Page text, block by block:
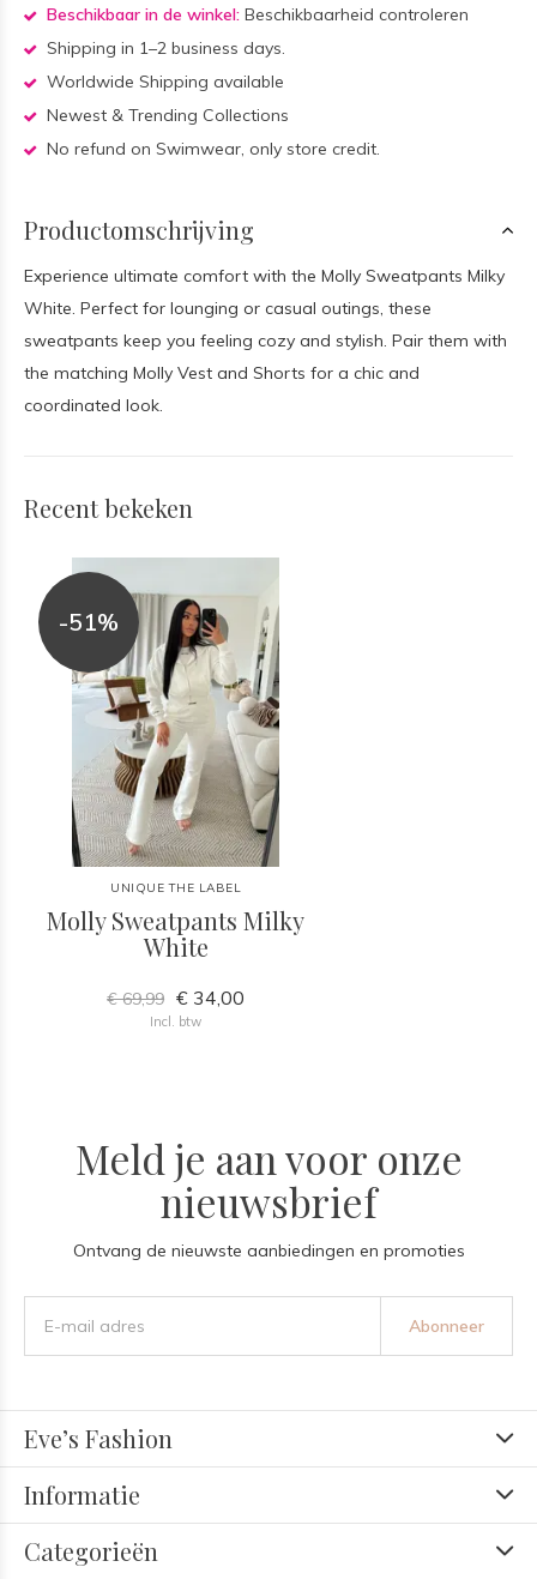
Beschikbaar in de winkel: Beschikbaarheid controleren
Shipping in 1–2 business days.
Worldwide Shipping available
Newest & Trending Collections
No refund on Swimwear, only store credit.
Productomschrijving
Experience ultimate comfort with the Molly Sweatpants Milky
White. Perfect for lounging or casual outings, these
sweatpants keep you feeling cozy and stylish. Pair them with
the matching Molly Vest and Shorts for a chic and
coordinated look.
Recent bekeken
-51%
UNIQUE THE LABEL
Molly Sweatpants Milky
White
€ 69,99 € 34,00
Incl. btw
Meld je aan voor onze
nieuwsbrief
Ontvang de nieuwste aanbiedingen en promoties
Abonneer
Eve’s Fashion
Informatie
Categorieën